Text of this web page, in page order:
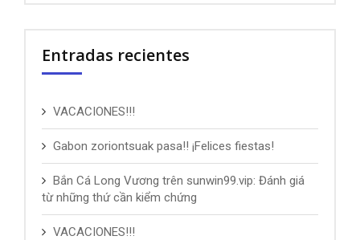
Entradas recientes
VACACIONES!!!
Gabon zoriontsuak pasa!! ¡Felices fiestas!
Bắn Cá Long Vương trên sunwin99.vip: Đánh giá
từ những thứ cần kiểm chứng
VACACIONES!!!